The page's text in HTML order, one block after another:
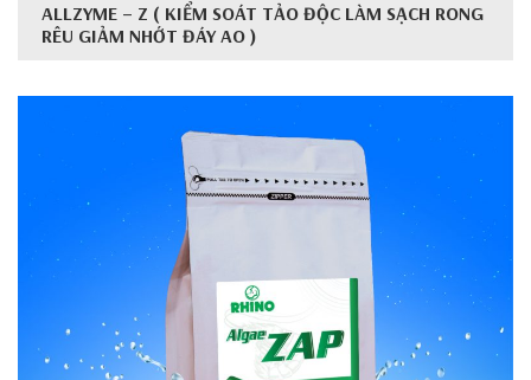
ALLZYME – Z ( KIỂM SOÁT TẢO ĐỘC LÀM SẠCH RONG
RÊU GIẢM NHỚT ĐÁY AO )